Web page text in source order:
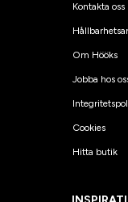
Kontakta oss
Om Hööks
Jobba hos
Cookies
Hitta butik